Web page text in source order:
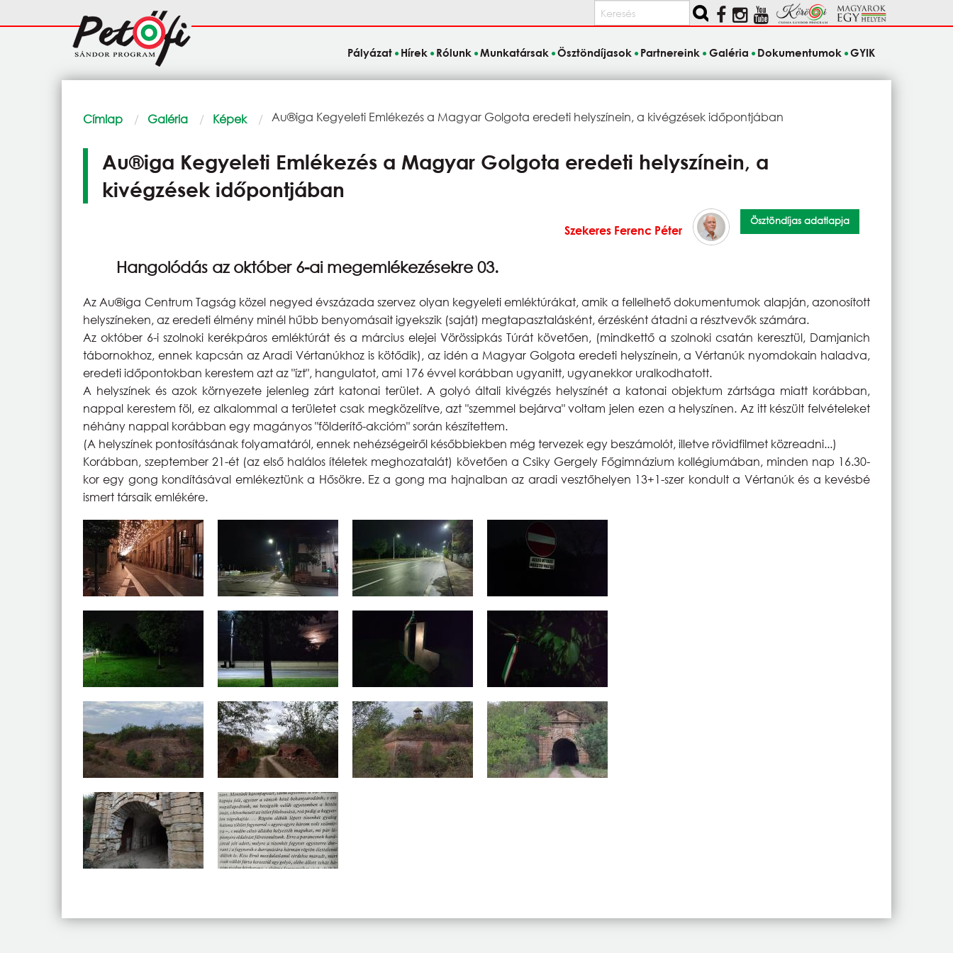
Keresés
Fő
navigáció
Pályázat Hírek Rólunk Munkatársak Ösztöndíjasok Partnereink Galéria Dokumentumok GYIK
Morzsa
Címlap Galéria Képek Current:
Au®iga Kegyeleti Emlékezés a Magyar Golgota eredeti helyszínein, a kivégzések időpontjában
Au®iga Kegyeleti Emlékezés a Magyar Golgota eredeti helyszínein, a
kivégzések időpontjában
Szekeres Ferenc Péter
Ösztöndíjas adatlapja
Hangolódás az október 6-ai megemlékezésekre 03.
Az Au®iga Centrum Tagság közel negyed évszázada szervez olyan kegyeleti emléktúrákat, amik a fellelhető dokumentumok alapján, azonosított
helyszíneken, az eredeti élmény minél hűbb benyomásait igyekszik (saját) megtapasztalásként, érzésként átadni a résztvevők számára.
Az október 6-i szolnoki kerékpáros emléktúrát és a március elejei Vörössipkás Túrát követően, (mindkettő a szolnoki csatán keresztül, Damjanich
tábornokhoz, ennek kapcsán az Aradi Vértanúkhoz is kötődik), az idén a Magyar Golgota eredeti helyszínein, a Vértanúk nyomdokain haladva,
eredeti időpontokban kerestem azt az "ízt", hangulatot, ami 176 évvel korábban ugyanitt, ugyanekkor uralkodhatott.
A helyszínek és azok környezete jelenleg zárt katonai terület. A golyó általi kivégzés helyszínét a katonai objektum zártsága miatt korábban,
nappal kerestem föl, ez alkalommal a területet csak megközelítve, azt "szemmel bejárva" voltam jelen ezen a helyszínen. Az itt készült felvételeket
néhány nappal korábban egy magányos "földerítő-akcióm" során készítettem.
(A helyszínek pontosításának folyamatáról, ennek nehézségeiről későbbiekben még tervezek egy beszámolót, illetve rövidfilmet közreadni...)
Korábban, szeptember 21-ét (az első halálos ítéletek meghozatalát) követően a Csiky Gergely Főgimnázium kollégiumában, minden nap 16.30-
kor egy gong kondításával emlékeztünk a Hősökre. Ez a gong ma hajnalban az aradi vesztőhelyen 13+1-szer kondult a Vértanúk és a kevésbé
ismert társaik emlékére.